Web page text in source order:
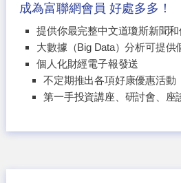
成為富聯網會員 好處多多！
提供你最完整中文道瓊斯新聞
大數據（Big Data）分析可提供
個人化財經電子報發送
不定期推出各項好康優惠活動
第一手投資講座、研討會、座